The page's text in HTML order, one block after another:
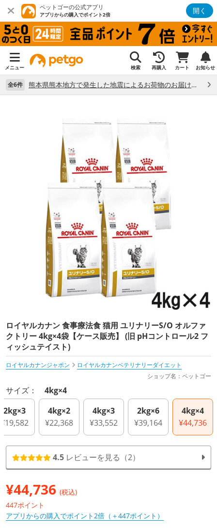
ペットゴーの公式アプリ
アプリからの購入でポイント2倍 開く
メニュー 検索 再購入 カート お知らせ
全6件 熊本県熊本地方で発生した地震によるお荷物のお届け状況について （7/28）
ロイヤルカナン 食事療法食 猫用 ユリナリーS/O オルファ
クトリー 4kg×4袋【ケース販売】 (旧 pHコントロール2 フ
ィッシュテイスト)
ロイヤルカナンジャポン
ロイヤルカナンベテリナリーダイエット
ショップ名：ペットゴー
サイズ： 4kg×4
2kg×3
¥19,582
4kg×2
¥22,368
4kg×3
¥33,552
2kg×6
¥39,164
4kg×4
¥44,736
4.5 レビューを見る（2）
¥44,736 (税込)
447ポイント
アプリからの購入でポイント2倍（＋447ポイント）